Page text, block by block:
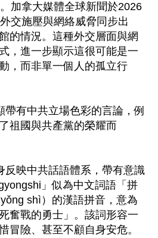
加拿大媒體全球新聞於2026
交施壓與網絡威脅同步出
的情況。這種外交層面與網
，進一步顯示這很可能是一
，而非單一個人的孤立行
帶有中共立場色彩的言論，例
祖國與共產黨的榮耀而
反映中共話語體系，帶有意識
」似為中文詞語「拼
shì）的漢語拼音，意為
奮戰的勇士」。該詞形容一
冒險、甚至不顧自身安危。